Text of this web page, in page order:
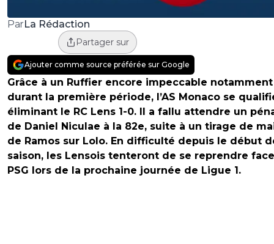
ParLa Rédaction
Partager sur
Ajouter comme source préférée sur Google
Grâce à un Ruffier encore impeccable notamment
durant la première période, l’AS Monaco se
éliminant le RC Lens 1-0. Il a fallu attendre un
de Daniel Niculae à la 82e, suite à un tirage de
de Ramos sur Lolo. En difficulté depuis le début
saison, les Lensois tenteront de se reprendre
PSG lors de la prochaine journée de Ligue 1.